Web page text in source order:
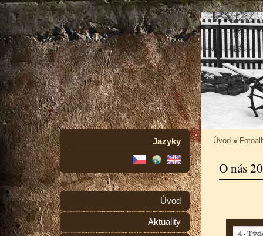
Jazyky
Úvod
Aktuality
Úvod »
O nás